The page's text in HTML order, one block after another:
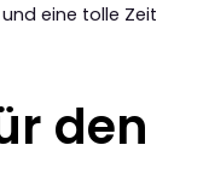
eine tolle Zeit
den